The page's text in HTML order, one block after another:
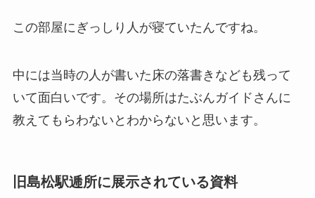
この部屋にぎっしり人が寝ていたんですね。
中には当時の人が書いた床の落書きなども残って
いて面白いです。その場所はたぶんガイドさんに
教えてもらわないとわからないと思います。
旧島松駅逓所に展示されている資料